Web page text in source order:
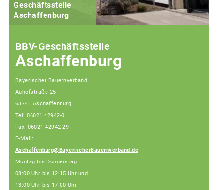
Geschäftsstelle
Aschaffenburg
BBV-Geschäftsstelle
Aschaffenburg
Bayerischer Bauernverband
Auhofstraße 25
63741 Aschaffenburg
Tel: 06021 42942-0
Fax: 06021 42942-29
E-Mail:
Aschaffenburg@BayerischerBauernverband.de
Montag bis Donnerstag
08:00 Uhr bis 12:15 Uhr und
13:00 Uhr bis 17:00 Uhr